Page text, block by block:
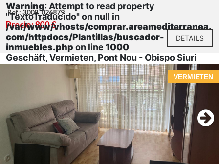
Warning: Attempt to read property
"TextoTraducido" on null in
/var/www/vhosts/comprar.areamediterranea.
com/httpdocs/Plantillas/buscador-
inmuebles.php on line 1000
Geschäft, Vermieten, Pont Nou - Obispo Siuri
Ref.: 3009_026879
Precio: 800 €
DETAILS
VERMIETEN